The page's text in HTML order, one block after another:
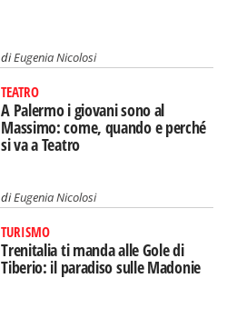
diEugenia Nicolosi
TEATRO
A Palermo i giovani sono al
Massimo: come, quando e perché
si va a Teatro
diEugenia Nicolosi
TURISMO
Trenitalia ti manda alle Gole di
Tiberio: il paradiso sulle Madonie